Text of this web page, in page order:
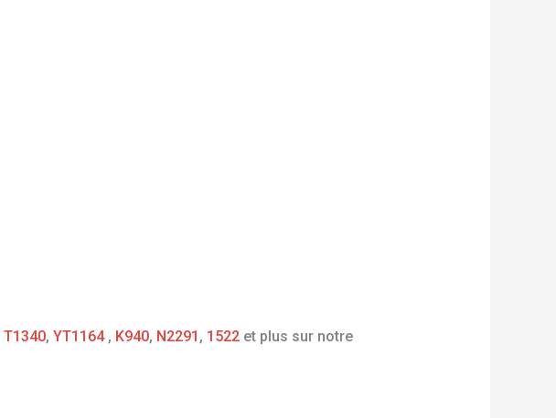
T1340, YT1164, K940, N2291 , 1522 et plus sur notre